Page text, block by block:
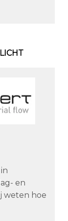
en
weten hoe